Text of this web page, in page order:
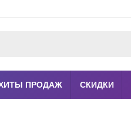
ПРОДАЖ СКИДКИ